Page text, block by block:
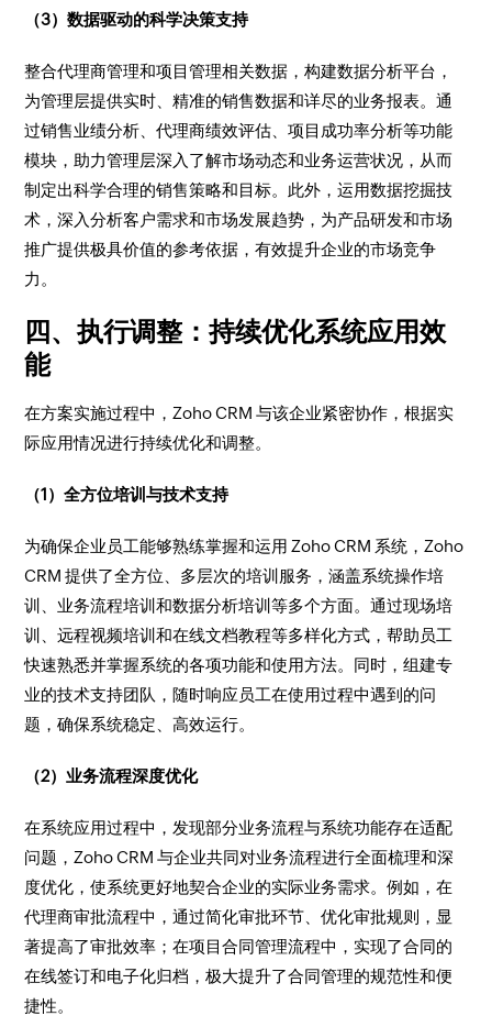
（3）数据驱动的科学决策支持​
整合代理商管理和项目管理相关数据，构建数据分析平台，
为管理层提供实时、精准的销售数据和详尽的业务报表。通
过销售业绩分析、代理商绩效评估、项目成功率分析等功能
模块，助力管理层深入了解市场动态和业务运营状况，从而
制定出科学合理的销售策略和目标。此外，运用数据挖掘技
术，深入分析客户需求和市场发展趋势，为产品研发和市场
推广提供极具价值的参考依据，有效提升企业的市场竞争
力。​
四、执行调整：持续优化系统应用效
能​
在方案实施过程中，Zoho CRM 与该企业紧密协作，根据实
际应用情况进行持续优化和调整。​
（1）全方位培训与技术支持​
为确保企业员工能够熟练掌握和运用 Zoho CRM 系统，Zoho
CRM 提供了全方位、多层次的培训服务，涵盖系统操作培
训、业务流程培训和数据分析培训等多个方面。通过现场培
训、远程视频培训和在线文档教程等多样化方式，帮助员工
快速熟悉并掌握系统的各项功能和使用方法。同时，组建专
业的技术支持团队，随时响应员工在使用过程中遇到的问
题，确保系统稳定、高效运行。​
（2）业务流程深度优化​
在系统应用过程中，发现部分业务流程与系统功能存在适配
问题，Zoho CRM 与企业共同对业务流程进行全面梳理和深
度优化，使系统更好地契合企业的实际业务需求。例如，在
代理商审批流程中，通过简化审批环节、优化审批规则，显
著提高了审批效率；在项目合同管理流程中，实现了合同的
在线签订和电子化归档，极大提升了合同管理的规范性和便
捷性。​